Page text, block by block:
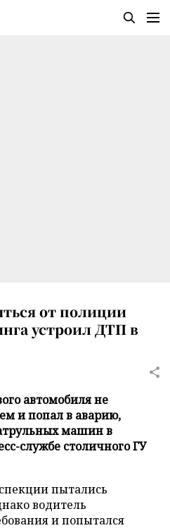
от полиции
устроил ДТП в
автомобиля не
и попал в аварию,
машин в
службе столичного ГУ
пытались
водитель
и попытался